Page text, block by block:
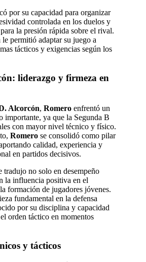
por su capacidad para organizar
controlada en los duelos y
la presión rápida sobre el rival.
permitió adaptar su juego a
tácticos y exigencias según los
liderazgo y firmeza en
Alcorcón, Romero enfrentó un
importante, ya que la Segunda B
con mayor nivel técnico y físico.
Romero se consolidó como pilar
calidad, experiencia y
en partidos decisivos.
tradujo no solo en desempeño
la influencia positiva en el
formación de jugadores jóvenes.
fundamental en la defensa
por su disciplina y capacidad
orden táctico en momentos
y tácticos